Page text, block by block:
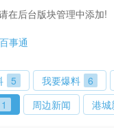
在后台版块管理中添加!
事通
5 我要爆料 6
1 周边新闻 港城